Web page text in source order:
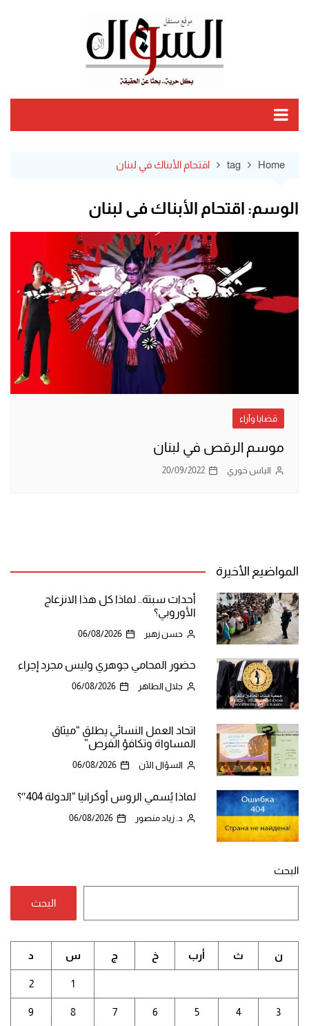
Home
tag اقتحام الأبناك في لبنان
الوسم: اقتحام الأبناك في لبنان
قضايا وآراء
موسم الرقص في لبنان
الياس خوري 20/09/2022
المواضيع الأخيرة
أحداث سبتة.. لماذا كل هذا الانزعاج
الأوروبي؟
حسن زهير 06/08/2026
حضور المحامي جوهري وليس مجرد إجراء
جلال الطاهر 06/08/2026
اتحاد العمل النسائي يطلق “ميثاق
المساواة وتكافؤ الفرص”
السؤال الآن 06/08/2026
لماذا يُسمي الروس أوكرانيا “الدولة 404″؟
د. زياد منصور 06/08/2026
البحث
البحث
ن ث أرب خ ج س د
1
2
3
4
5
6
7
8
9